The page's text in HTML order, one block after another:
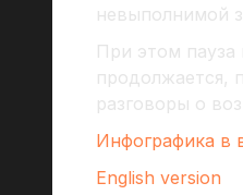
невыполнимой
При этом пауза
продолжается,
разговоры о
Инфографика в
English version